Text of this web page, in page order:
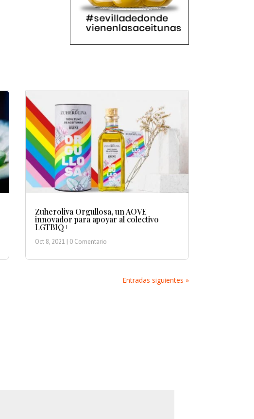
Zuheroliva Orgullosa, un AOVE
innovador para apoyar al colectivo
LGTBIQ+
Oct 8, 2021 | 0 Comentario
Entradas siguientes »